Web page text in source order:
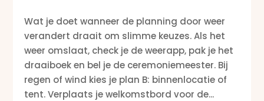
Wat je doet wanneer de planning door weer
verandert draait om slimme keuzes. Als het
weer omslaat, check je de weerapp, pak je het
draaiboek en bel je de ceremoniemeester. Bij
regen of wind kies je plan B: binnenlocatie of
tent. Verplaats je welkomstbord voor de...